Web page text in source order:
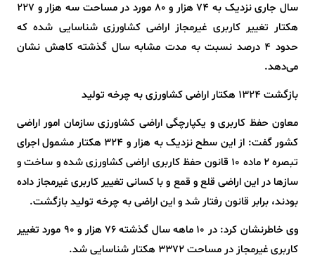
سال جاری نزدیک به ۷۴ هزار و ۸۰ مورد در مساحت سه هزار و ۲۲۷
هکتار تغییر کاربری غیرمجاز اراضی کشاورزی شناسایی شده که
حدود ۴ درصد نسبت به مدت مشابه سال گذشته کاهش نشان
می‌دهد.
بازگشت ۱۳۲۴ هکتار اراضی کشاورزی به چرخه تولید
معاون حفظ کاربری و یکپارچگی اراضی کشاورزی سازمان امور اراضی
کشور گفت: از این سطح نزدیک به هزار و ۳۲۴ هکتار مشمول اجرای
تبصره ۲ ماده ۱۰ قانون حفظ کاربری اراضی کشاورزی شده و ساخت و
سازها در این اراضی قلع و قمع و با کسانی تغییر کاربری غیرمجاز داده
بودند، برابر قانون رفتار شد و این اراضی به چرخه تولید بازگشت.
وی خاطرنشان کرد: در ۱۰ ماهه سال گذشته ۷۶ هزار و ۹۰ مورد تغییر
کاربری غیرمجاز در مساحت ۳۳۷۲ هکتار شناسایی شد.